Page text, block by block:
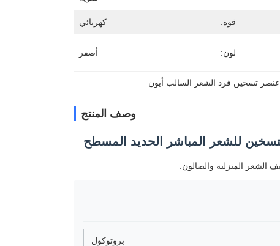
قوة: كهربائي
لون: أصفر
عنصر تسخين فرد الشعر السالب أيون
وصف المنتج
بروتوكول